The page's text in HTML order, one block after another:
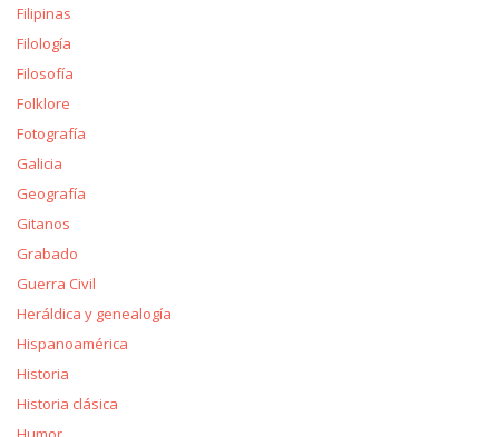
Filipinas
Filología
Filosofía
Folklore
Fotografía
Galicia
Geografía
Gitanos
Grabado
Guerra Civil
Heráldica y genealogía
Hispanoamérica
Historia
Historia clásica